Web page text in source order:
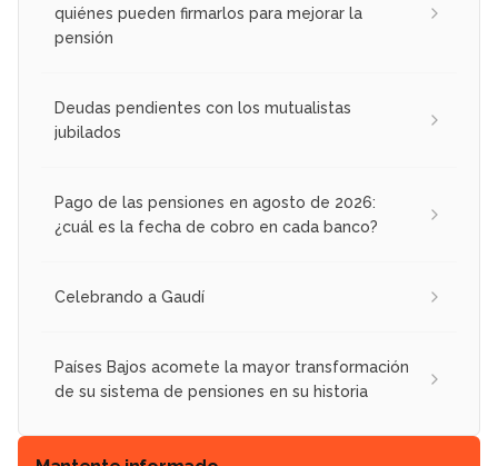
quiénes pueden firmarlos para mejorar la
pensión
Deudas pendientes con los mutualistas
jubilados
Pago de las pensiones en agosto de 2026:
¿cuál es la fecha de cobro en cada banco?
Celebrando a Gaudí
Países Bajos acomete la mayor transformación
de su sistema de pensiones en su historia